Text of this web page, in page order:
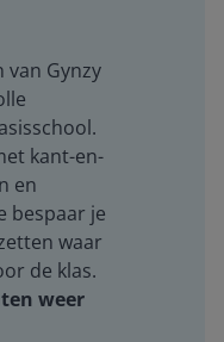
van Gynzy
kant-en-
en
bespaar je
waar
de klas.
weer